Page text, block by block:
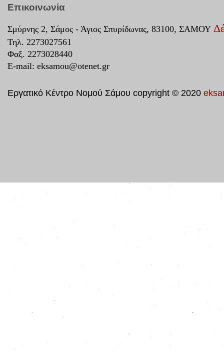
Επικοινωνία
Σμύρνης 2, Σάμος - Άγιος Σπυρίδωνας, 83100, ΣΑΜΟΥ
Τηλ. 2273027561
Φαξ. 2273028440
E-mail: eksamou@otenet.gr
Εργατικό Κέντρο Νομού Σάμου copyright © 2020